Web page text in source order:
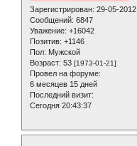
Зарегистрирован: 29-05-2012
Сообщений: 6847
Уважение: +16042
Позитив: +1146
Пол: Мужской
Возраст: 53 [1973-01-21]
Провел на форуме:
6 месяцев 15 дней
Последний визит:
Сегодня 20:43:37